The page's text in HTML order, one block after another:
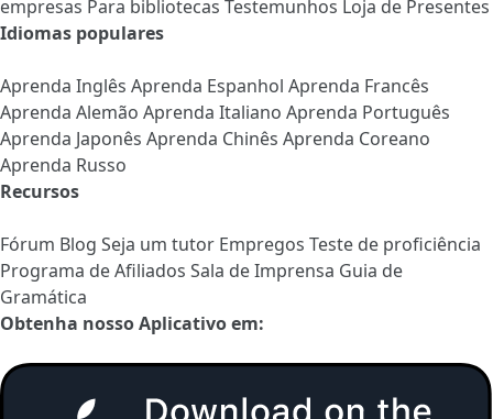
empresas Para bibliotecas Testemunhos Loja de Presentes
Idiomas populares
Aprenda Inglês Aprenda Espanhol Aprenda Francês
Aprenda Alemão Aprenda Italiano Aprenda Português
Aprenda Japonês Aprenda Chinês Aprenda Coreano
Aprenda Russo
Recursos
Fórum Blog Seja um tutor Empregos Teste de proficiência
Programa de Afiliados Sala de Imprensa Guia de
Gramática
Obtenha nosso Aplicativo em: